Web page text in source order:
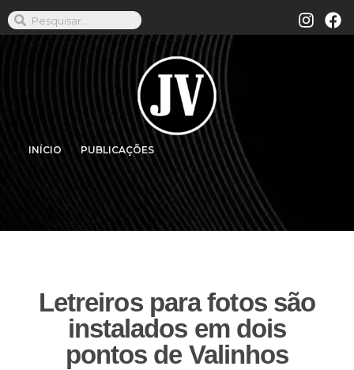
INÍCIO PUBLICAÇÕES
Letreiros para fotos são
instalados em dois
pontos de Valinhos